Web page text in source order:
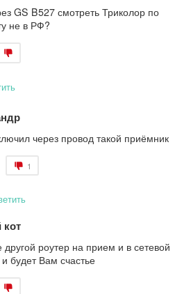
GS B527 смотреть Триколор по
не в РФ?
через провод такой приёмник
1
другой роутер на прием и в сетевой
и будет Вам счастье